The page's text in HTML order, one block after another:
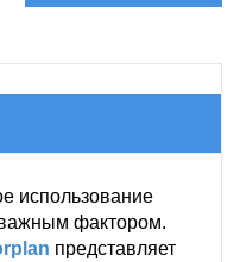
использование
фактором.
представляет